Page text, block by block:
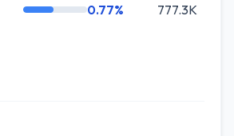
0.77% 777.3K